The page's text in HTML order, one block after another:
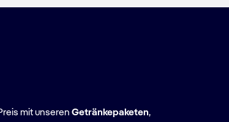
mit unseren Getränkepaketen,